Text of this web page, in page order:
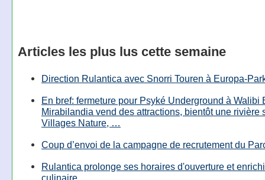
Articles les plus lus cette semaine
Direction Rulantica avec Snorri Touren à Europa-
En bref: fermeture pour Psyké Underground à Walibi
Mirabilandia vend des attractions, bientôt une rivière
Villages Nature, …
Coup d’envoi de la campagne de recrutement du
Rulantica prolonge ses horaires d'ouverture et
culinaire